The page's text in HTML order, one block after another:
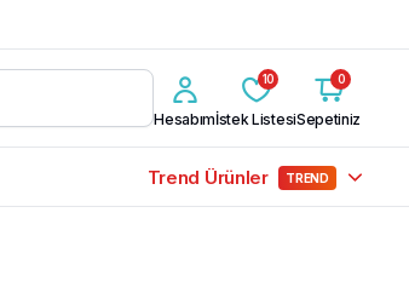
Hesabım
10
İstek Listesi
0
Sepetiniz
Trend Ürünler TREND